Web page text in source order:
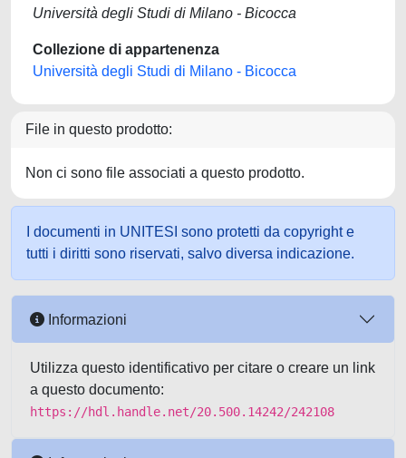
Università degli Studi di Milano - Bicocca
Collezione di appartenenza
Università degli Studi di Milano - Bicocca
File in questo prodotto:
Non ci sono file associati a questo prodotto.
I documenti in UNITESI sono protetti da copyright e
tutti i diritti sono riservati, salvo diversa indicazione.
Informazioni
Utilizza questo identificativo per citare o creare un link
a questo documento:
https://hdl.handle.net/20.500.14242/242108